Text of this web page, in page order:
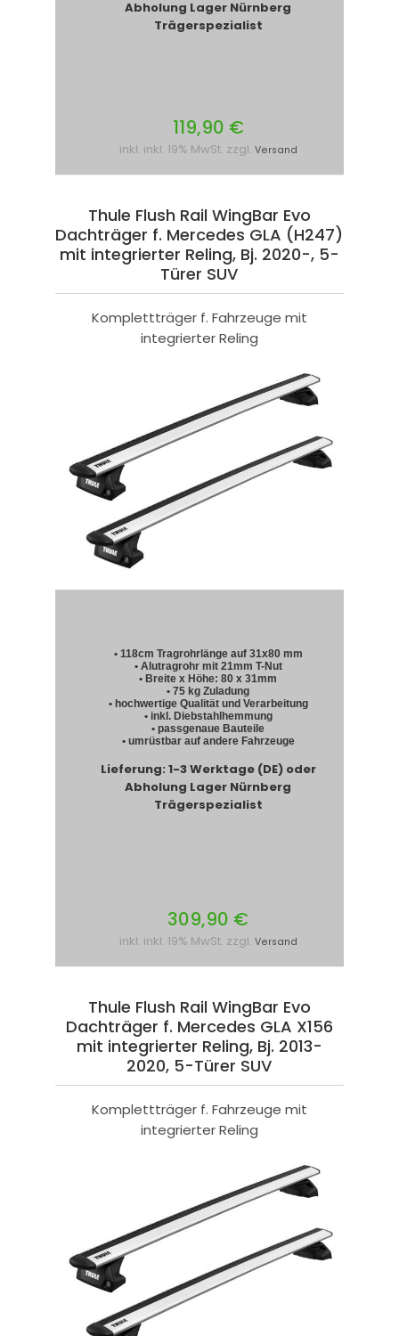
Abholung Lager Nürnberg
Trägerspezialist
119,90 €
inkl. inkl. 19% MwSt. zzgl. Versand
Thule Flush Rail WingBar Evo
Dachträger f. Mercedes GLA (H247)
mit integrierter Reling, Bj. 2020-, 5-
Türer SUV
Komplettträger f. Fahrzeuge mit
integrierter Reling
• 118cm Tragrohrlänge auf 31x80 mm
• Alutragrohr mit 21mm T-Nut
• Breite x Höhe: 80 x 31mm
• 75 kg Zuladung
• hochwertige Qualität und Verarbeitung
• inkl. Diebstahlhemmung
• passgenaue Bauteile
• umrüstbar auf andere Fahrzeuge
Lieferung: 1-3 Werktage (DE) oder
Abholung Lager Nürnberg
Trägerspezialist
309,90 €
inkl. inkl. 19% MwSt. zzgl. Versand
Thule Flush Rail WingBar Evo
Dachträger f. Mercedes GLA X156
mit integrierter Reling, Bj. 2013-
2020, 5-Türer SUV
Komplettträger f. Fahrzeuge mit
integrierter Reling